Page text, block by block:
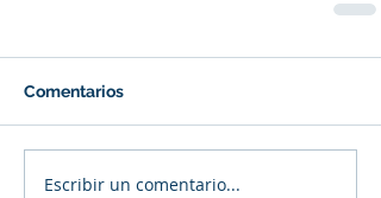
Comentarios
Escribir un comentario...